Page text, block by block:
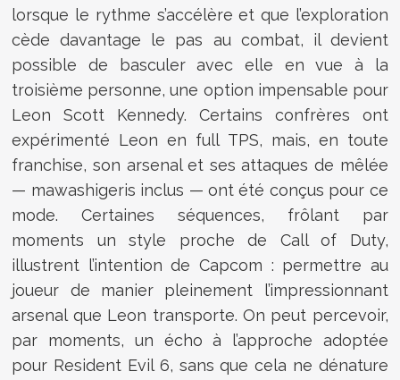
lorsque le rythme s’accélère et que l’exploration
cède davantage le pas au combat, il devient
possible de basculer avec elle en vue à la
troisième personne, une option impensable pour
Leon Scott Kennedy. Certains confrères ont
expérimenté Leon en full TPS, mais, en toute
franchise, son arsenal et ses attaques de mêlée
— mawashigeris inclus — ont été conçus pour ce
mode. Certaines séquences, frôlant par
moments un style proche de Call of Duty,
illustrent l’intention de Capcom : permettre au
joueur de manier pleinement l’impressionnant
arsenal que Leon transporte. On peut percevoir,
par moments, un écho à l’approche adoptée
pour Resident Evil 6, sans que cela ne dénature